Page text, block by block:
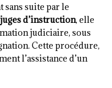
suite par le
d’instruction, elle
judiciaire, sous
Cette procédure,
l’assistance d’un